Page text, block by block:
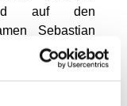
auf den
Sebastian
Nach
von Schule